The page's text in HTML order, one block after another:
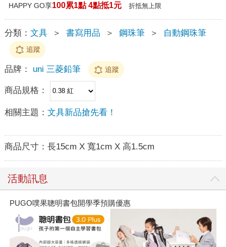
HAPPY GO享100累1點 4點抵1元 折抵無上限
分類： 文具 ＞ 書寫用品 ＞ 鋼珠筆 ＞ 自動鋼珠筆
追蹤
品牌： uni 三菱鉛筆 追蹤
商品規格：
相關主題： 文具新品搶先看！
商品尺寸： 長15cm X 寬1cm X 高1.5cm
活動訊息
PUGO噗果聰明書包開學季預購優惠